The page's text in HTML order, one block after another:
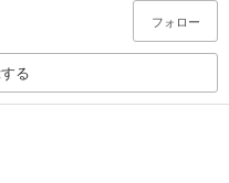
フォロー
る